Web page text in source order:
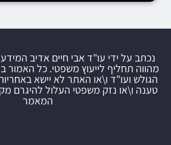
נכתב על ידי עו"ד אבי חיים אדיב
מהווה תחליף לייעוץ משפטי. כל האמור
הגולש ועו"ד ו\או האתר לא יישא
טענה ו\או נזק משפטי העלול להיגרם
המאמר